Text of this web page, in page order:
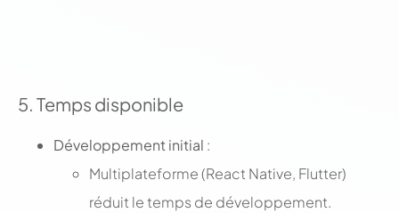
5. Temps disponible
Développement initial :
Multiplateforme (React Native, Flutter)
réduit le temps de développement.